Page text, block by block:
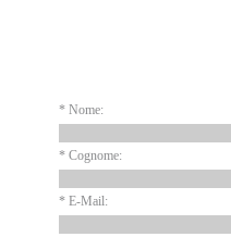
* Nome:
* Cognome:
* E-Mail: